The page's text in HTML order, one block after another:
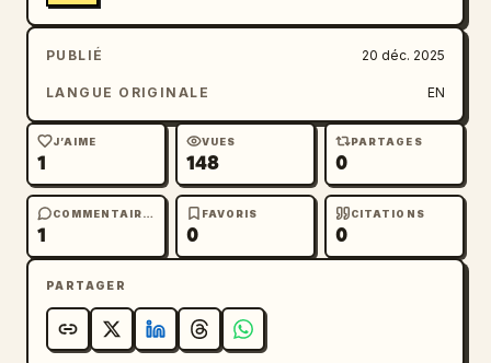
PUBLIÉ 20 déc. 2025
LANGUE ORIGINALE EN
J’AIME
1
VUES
148
PARTAGES
0
COMMENTAIRES
1
FAVORIS
0
CITATIONS
0
PARTAGER